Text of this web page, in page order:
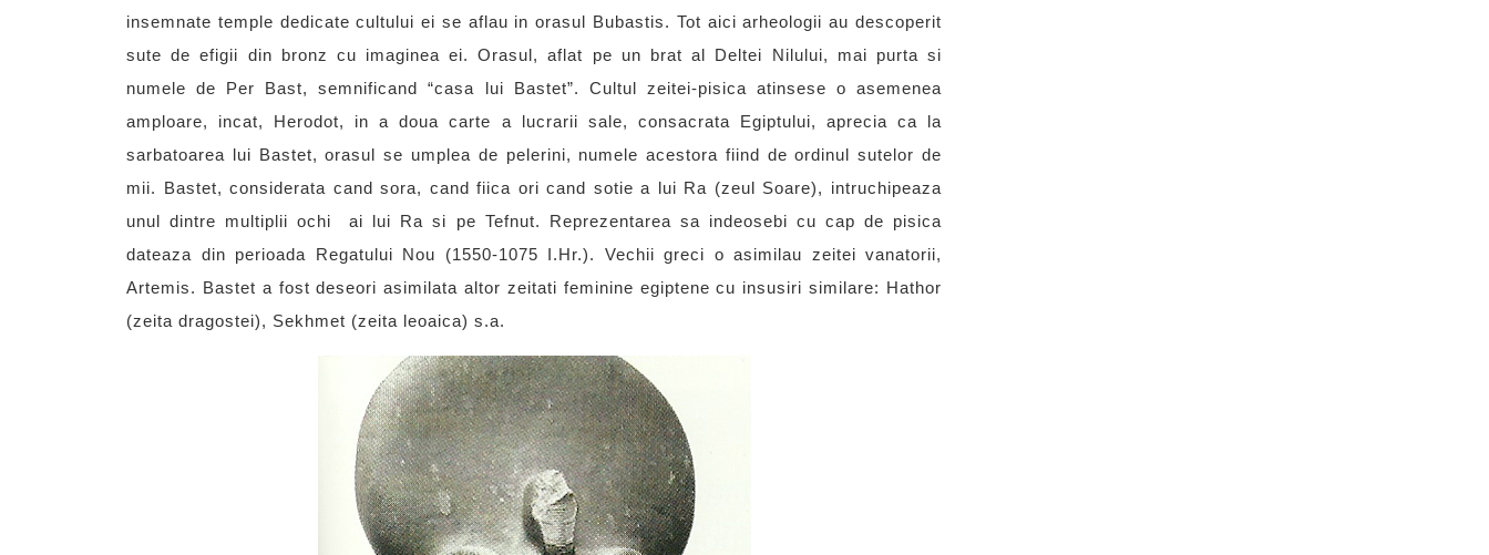
insemnate temple dedicate cultului ei se aflau in orasul Bubastis. Tot aici arheologii au descoperit
sute de efigii din bronz cu imaginea ei. Orasul, aflat pe un brat al Deltei Nilului, mai purta si
numele de Per Bast, semnificand “casa lui Bastet”. Cultul zeitei-pisica atinsese o asemenea
amploare, incat, Herodot, in a doua carte a lucrarii sale, consacrata Egiptului, aprecia ca la
sarbatoarea lui Bastet, orasul se umplea de pelerini, numele acestora fiind de ordinul sutelor de
mii. Bastet, considerata cand sora, cand fiica ori cand sotie a lui Ra (zeul Soare), intruchipeaza
unul dintre multiplii ochi ai lui Ra si pe Tefnut. Reprezentarea sa indeosebi cu cap de pisica
dateaza din perioada Regatului Nou (1550-1075 I.Hr.). Vechii greci o asimilau zeitei vanatorii,
Artemis. Bastet a fost deseori asimilata altor zeitati feminine egiptene cu insusiri similare: Hathor
(zeita dragostei), Sekhmet (zeita leoaica) s.a.